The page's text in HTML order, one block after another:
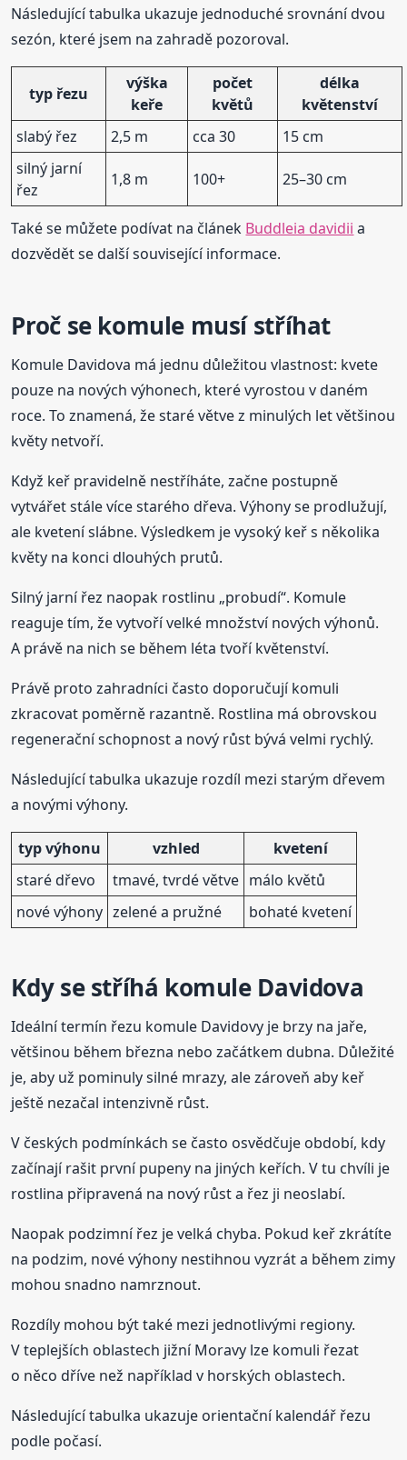
Následující tabulka ukazuje jednoduché srovnání dvou
sezón, které jsem na zahradě pozoroval.
typ řezu
výška
keře
počet
květů
délka
květenství
slabý řez
2,5 m cca 30
15 cm
silný jarní
řez
1,8 m 100+ 25–30 cm
Také se můžete podívat na článek Buddleia davidii a
dozvědět se další související informace.
Proč se komule musí stříhat
Komule Davidova má jednu důležitou vlastnost: kvete
pouze na nových výhonech, které vyrostou v daném
roce. To znamená, že staré větve z minulých let většinou
květy netvoří.
Když keř pravidelně nestříháte, začne postupně
vytvářet stále více starého dřeva. Výhony se prodlužují,
ale kvetení slábne. Výsledkem je vysoký keř s několika
květy na konci dlouhých prutů.
Silný jarní řez naopak rostlinu „probudí“. Komule
reaguje tím, že vytvoří velké množství nových výhonů.
A právě na nich se během léta tvoří květenství.
Právě proto zahradníci často doporučují komuli
zkracovat poměrně razantně. Rostlina má obrovskou
regenerační schopnost a nový růst bývá velmi rychlý.
Následující tabulka ukazuje rozdíl mezi starým dřevem
a novými výhony.
typ výhonu vzhled
kvetení
staré dřevo
tmavé, tvrdé větve málo květů
nové výhony zelené a pružné bohaté kvetení
Kdy se stříhá komule Davidova
Ideální termín řezu komule Davidovy je brzy na jaře,
většinou během března nebo začátkem dubna. Důležité
je, aby už pominuly silné mrazy, ale zároveň aby keř
ještě nezačal intenzivně růst.
V českých podmínkách se často osvědčuje období, kdy
začínají rašit první pupeny na jiných keřích. V tu chvíli je
rostlina připravená na nový růst a řez ji neoslabí.
Naopak podzimní řez je velká chyba. Pokud keř zkrátíte
na podzim, nové výhony nestihnou vyzrát a během zimy
mohou snadno namrznout.
Rozdíly mohou být také mezi jednotlivými regiony.
V teplejších oblastech jižní Moravy lze komuli řezat
o něco dříve než například v horských oblastech.
Následující tabulka ukazuje orientační kalendář řezu
podle počasí.